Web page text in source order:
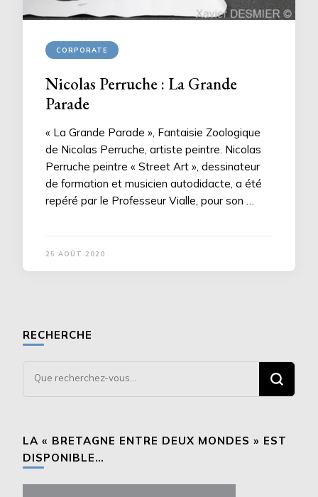
CORPORATE
Nicolas Perruche : La Grande
Parade
« La Grande Parade », Fantaisie Zoologique
de Nicolas Perruche, artiste peintre. Nicolas
Perruche peintre « Street Art », dessinateur
de formation et musicien autodidacte, a été
repéré par le Professeur Vialle, pour son …
25 AOÛT 2020
RECHERCHE
Vous
LA « BRETAGNE ENTRE DEUX MONDES » EST
DISPONIBLE…